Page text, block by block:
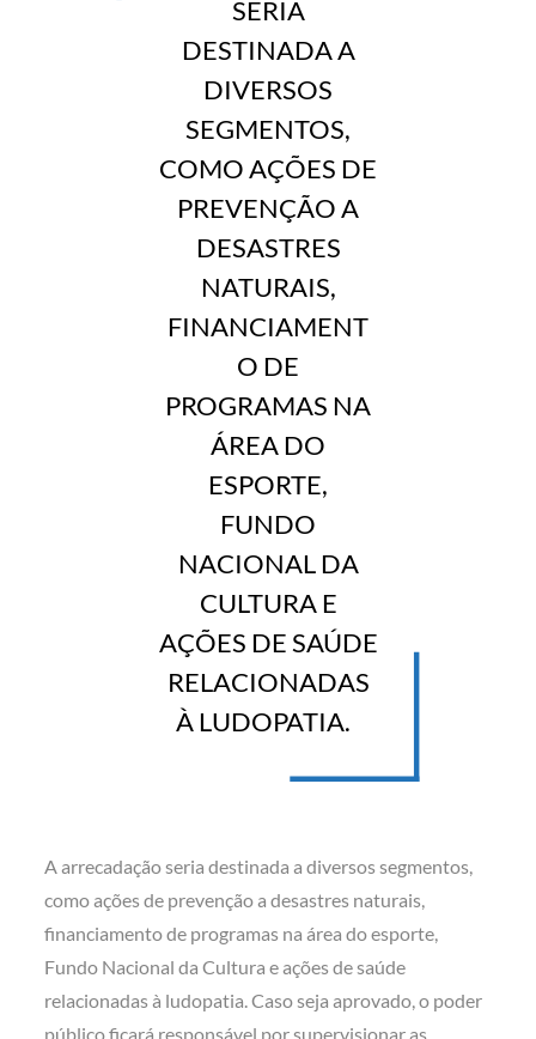
SERIA
DESTINADA A
DIVERSOS
SEGMENTOS,
COMO AÇÕES DE
PREVENÇÃO A
DESASTRES
NATURAIS,
FINANCIAMENT
O DE
PROGRAMAS NA
ÁREA DO
ESPORTE,
FUNDO
NACIONAL DA
CULTURA E
AÇÕES DE SAÚDE
RELACIONADAS
À LUDOPATIA.
A arrecadação seria destinada a diversos segmentos,
como ações de prevenção a desastres naturais,
financiamento de programas na área do esporte,
Fundo Nacional da Cultura e ações de saúde
relacionadas à ludopatia. Caso seja aprovado, o poder
público ficará responsável por supervisionar as